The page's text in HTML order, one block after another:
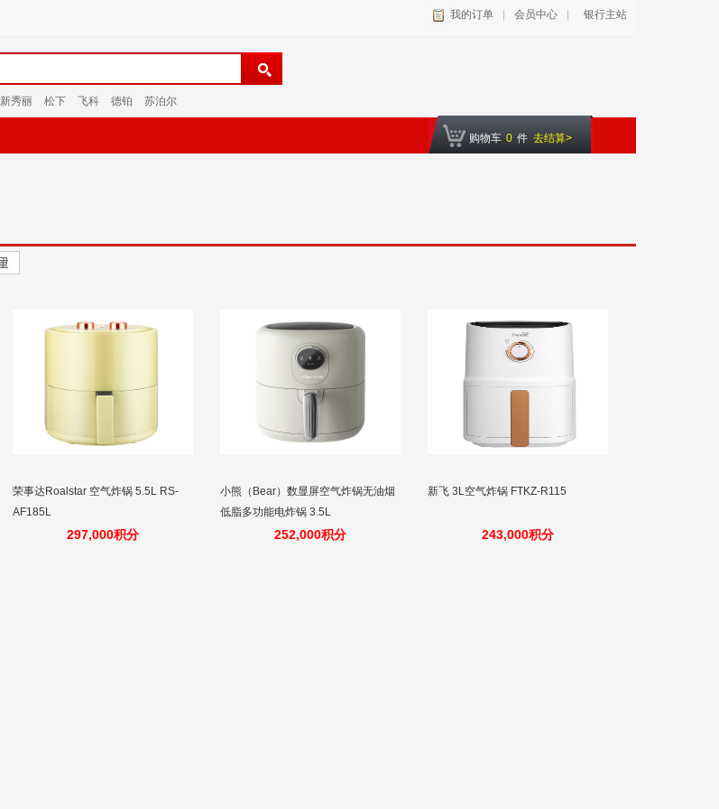
我的订单 会员中心 银行主站
新秀丽 松下 飞科 德铂 苏泊尔
购物车 0 件 去结算>
荣事达Roalstar 空气炸锅 5.5L RS-
AF185L
297,000积分
小熊（Bear）数显屏空气炸锅无油烟
低脂多功能电炸锅 3.5L
252,000积分
新飞 3L空气炸锅 FTKZ-R115
243,000积分